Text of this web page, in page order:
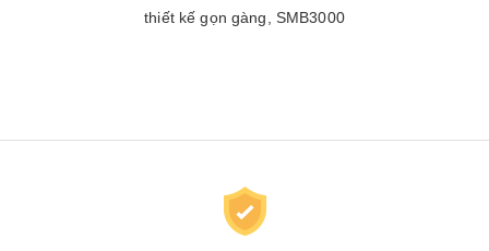
thiết kế gọn gàng, SMB3000